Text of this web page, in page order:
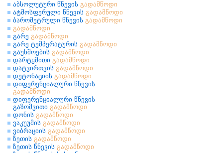
აბსოლუტური წნევის გადამწოდი
ატმოსფერული წნევის გადამწოდი
ბარომეტრული წნევის გადამწოდი
გადამწოდი
გარე გადამწოდი
გარე ტემპერატურის გადამწოდი
გაუხშოების გადამწოდი
დარტყმითი გადამწოდი
დატვირთვის გადამწოდი
დეტონაციის გადამწოდი
დიფერენციალური წნევის
გადამწოდი
დიფერენციალური წნევის
გაზომვითი გადამწოდი
დონის გადამწოდი
ვაკუუმის გადამწოდი
ვიბრაციის გადამწოდი
ზეთის გადამწოდი
ზეთის წნევის გადამწოდი